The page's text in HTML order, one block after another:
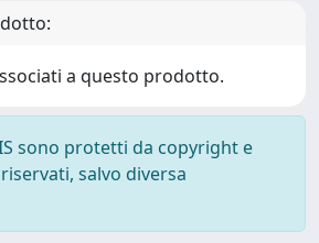
a questo prodotto.
sono protetti da copyright e
salvo diversa